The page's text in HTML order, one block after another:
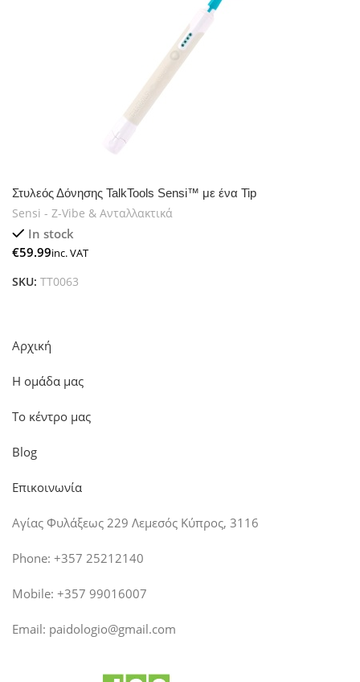
Στυλεός Δόνησης TalkTools Sensi™ με ένα Tip
Sensi - Z-Vibe & Ανταλλακτικά
In stock
€
SKU: TT0063
Αρχική
Η ομάδα μας
Το κέντρο μας
Blog
Επικοινωνία
Αγίας Φυλάξεως 229 Λεμεσός Κύπρος, 3116
Phone: +357 25212140
Mobile: +357 99016007
Email: paidologio@gmail.com